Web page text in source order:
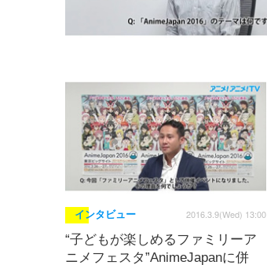
インタビュー 2016.3.9(Wed) 13:00
“子どもが楽しめるファミリーア
ニメフェスタ”AnimeJapanに併